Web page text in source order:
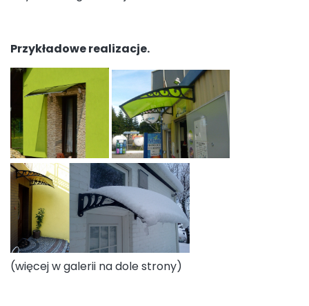
Przykładowe realizacje.
(więcej w galerii na dole strony)